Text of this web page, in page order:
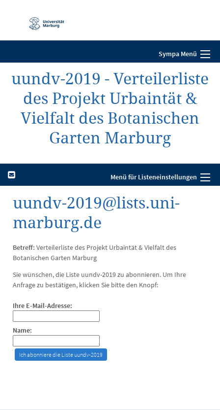
Navigation
Sympa Menü
uundv-2019 - Verteilerliste
des Projekt Urbaintät &
Vielfalt des Botanischen
Garten Marburg
Menü für Listeneinstellungen
uundv-2019@lists.uni-
marburg.de
Betreff: Verteilerliste des Projekt Urbaintät & Vielfalt des
Botanischen Garten Marburg
Sie wünschen, die Liste uundv-2019 zu abonnieren. Um Ihre
Anfrage zu bestätigen, klicken Sie bitte den Knopf:
Ihre E-Mail-Adresse:
Name: